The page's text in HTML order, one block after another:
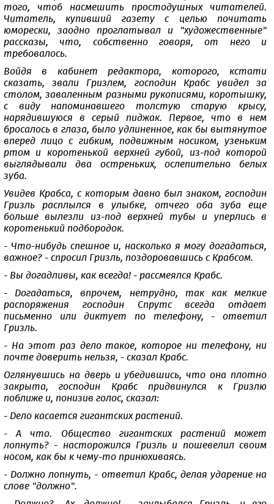
того, чтоб насмешить простодушных читателей.
Читатель, купивший газету с целью почитать
юморески, заодно проглатывал и "художественные"
рассказы, что, собственно говоря, от него и
требовалось.
Войдя в кабинет редактора, которого, кстати
сказать, звали Гризлем, господин Крабс увидел за
столом, заваленным разными рукописями, коротышку,
с виду напоминавшего толстую старую крысу,
нарядившуюся в серый пиджак. Первое, что в нем
бросалось в глаза, было удлиненное, как бы вытянутое
вперед лицо с гибким, подвижным носиком, узеньким
ртом и коротенькой верхней губой, из-под которой
выглядывали два остреньких, ослепительно белых
зуба.
Увидев Крабса, с которым давно был знаком, господин
Гризль расплылся в улыбке, отчего оба зуба еще
больше вылезли из-под верхней тубы и уперлись в
коротенький подбородок.
- Что-нибудь спешное и, насколько я могу догадаться,
важное? - спросил Гризль, поздоровавшись с Крабсом.
- Вы догадливы, как всегда! - рассмеялся Крабс.
- Догадаться, впрочем, нетрудно, так как мелкие
распоряжения господин Спрутс всегда отдает
письменно или диктует по телефону, - ответил
Гризль.
- На этот раз дело такое, которое ни телефону, ни
почте доверить нельзя, - сказал Крабс.
Оглянувшись на дверь и убедившись, что она плотно
закрыта, господин Крабс придвинулся к Гризлю
поближе и, понизив голос, сказал:
- Дело касается гигантских растений.
- А что. Общество гигантских растений может
лопнуть? - насторожился Гризль и пошевелил своим
носом, как бы к чему-то принюхиваясь.
- Должно лопнуть, - ответил Крабс, делая ударение на
слове "должно".